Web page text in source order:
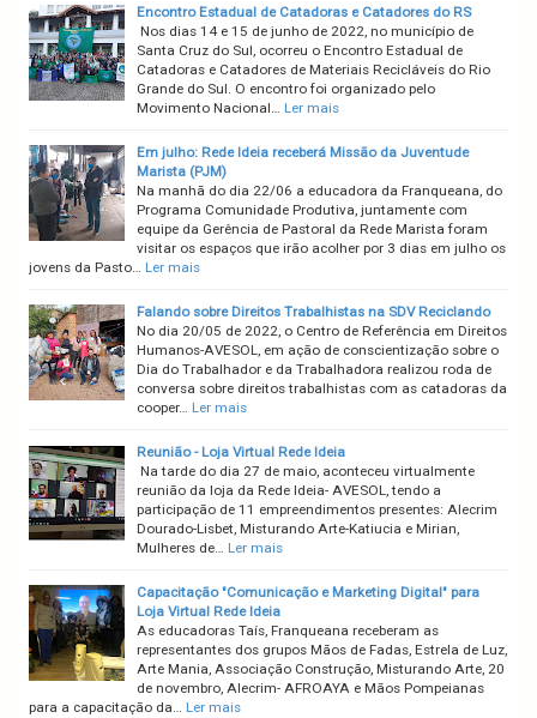
Encontro Estadual de Catadoras e Catadores do RS
Nos dias 14 e 15 de junho de 2022, no município de
Santa Cruz do Sul, ocorreu o Encontro Estadual de
Catadoras e Catadores de Materiais Recicláveis do Rio
Grande do Sul. O encontro foi organizado pelo
Movimento Nacional… Ler mais
Em julho: Rede Ideia receberá Missão da Juventude
Marista (PJM)
Na manhã do dia 22/06 a educadora da Franqueana, do
Programa Comunidade Produtiva, juntamente com
equipe da Gerência de Pastoral da Rede Marista foram
visitar os espaços que irão acolher por 3 dias em julho os
jovens da Pasto… Ler mais
Falando sobre Direitos Trabalhistas na SDV Reciclando
No dia 20/05 de 2022, o Centro de Referência em Direitos
Humanos-AVESOL, em ação de conscientização sobre o
Dia do Trabalhador e da Trabalhadora realizou roda de
conversa sobre direitos trabalhistas com as catadoras da
cooper… Ler mais
Reunião - Loja Virtual Rede Ideia
Na tarde do dia 27 de maio, aconteceu virtualmente
reunião da loja da Rede Ideia- AVESOL, tendo a
participação de 11 empreendimentos presentes: Alecrim
Dourado-Lisbet, Misturando Arte-Katiucia e Mirian,
Mulheres de… Ler mais
Capacitação "Comunicação e Marketing Digital" para
Loja Virtual Rede Ideia
As educadoras Taís, Franqueana receberam as
representantes dos grupos Mãos de Fadas, Estrela de Luz,
Arte Mania, Associação Construção, Misturando Arte, 20
de novembro, Alecrim- AFROAYA e Mãos Pompeianas
para a capacitação da… Ler mais